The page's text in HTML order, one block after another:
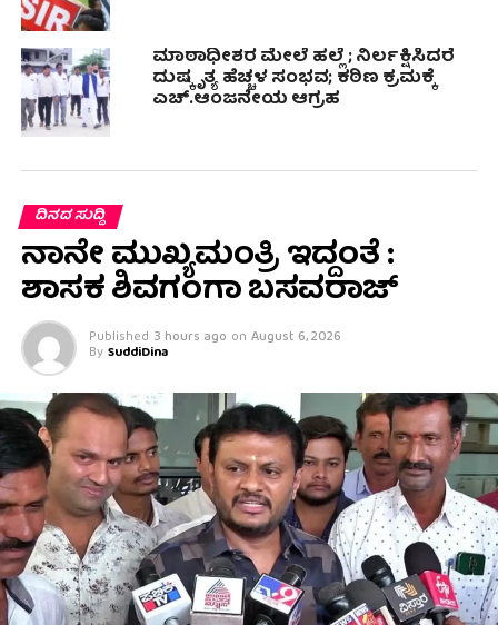
ಮಾಠಾಧೀಶರ ಮೇಲೆ ಹಲ್ಲೆ ; ನಿರ್ಲಕ್ಷಿಸಿದರೆ
ದುಷ್ಕೃತ್ಯ ಹೆಚ್ಚಳ ಸಂಭವ; ಕಠಿಣ ಕ್ರಮಕ್ಕೆ
ಎಚ್.ಆಂಜನೇಯ ಆಗ್ರಹ
ದಿನದ ಸುದ್ದಿ
ನಾನೇ ಮುಖ್ಯಮಂತ್ರಿ ಇದ್ದಂತೆ :
ಶಾಸಕ ಶಿವಗಂಗಾ ಬಸವರಾಜ್
Published 3 hours ago on August 6, 2026
By SuddiDina